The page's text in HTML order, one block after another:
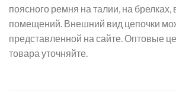
поясного ремня на талии, на брелках,
помещений. Внешний вид цепочки
представленной на сайте. Оптовые
товара уточняйте.